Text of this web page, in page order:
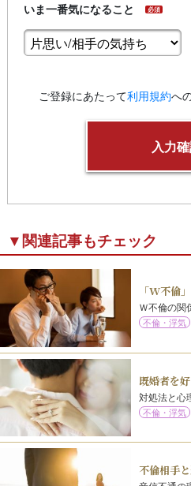
いま一番気になること 必須
ご登録にあたって利用規約へ
▼関連記事もチェック
「W不倫
Ｗ不倫の
不倫・浮気
既婚者を
対処法と心
不倫・浮気
不倫相手